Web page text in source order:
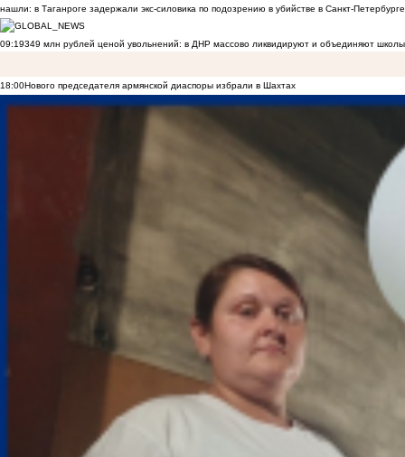
нашли: в Таганроге задержали экс-силовика по подозрению в убийстве в Санкт-Петербурге
09:19349 млн рублей ценой увольнений: в ДНР массово ликвидируют и объединяют
18:00Нового председателя армянской диаспоры избрали в Шахтах